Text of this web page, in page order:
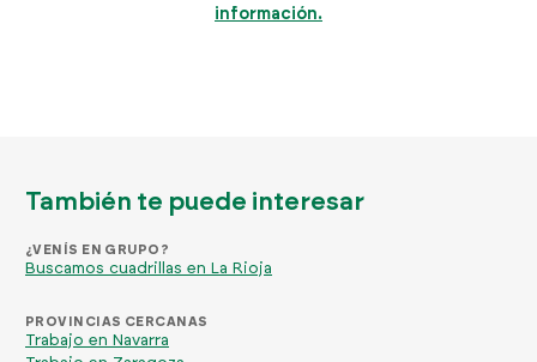
información.
También te puede interesar
¿VENÍS EN GRUPO?
Buscamos cuadrillas en La Rioja
PROVINCIAS CERCANAS
Trabajo en Navarra